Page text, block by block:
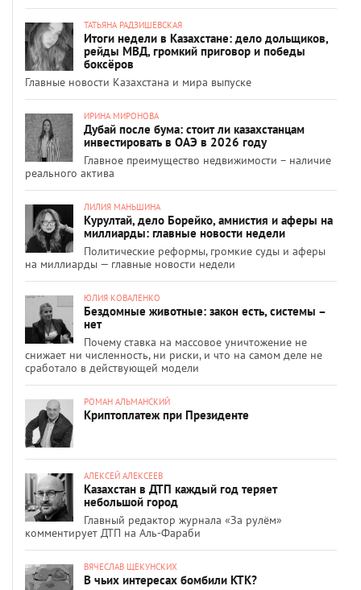
ТАТЬЯНА РАДЗИШЕВСКАЯ
Итоги недели в Казахстане: дело дольщиков,
рейды МВД, громкий приговор и победы
боксёров
Главные новости Казахстана и мира выпуске
ИРИНА МИРОНОВА
Дубай после бума: стоит ли казахстанцам
инвестировать в ОАЭ в 2026 году
Главное преимущество недвижимости – наличие
реального актива
ЛИЛИЯ МАНЬШИНА
Курултай, дело Борейко, амнистия и аферы на
миллиарды: главные новости недели
Политические реформы, громкие суды и аферы
на миллиарды — главные новости недели
ЮЛИЯ КОВАЛЕНКО
Бездомные животные: закон есть, системы –
нет
Почему ставка на массовое уничтожение не
снижает ни численность, ни риски, и что на самом деле не
сработало в действующей модели
РОМАН АЛЬМАНСКИЙ
Криптоплатеж при Президенте
АЛЕКСЕЙ АЛЕКСЕЕВ
Казахстан в ДТП каждый год теряет
небольшой город
Главный редактор журнала «За рулём»
комментирует ДТП на Аль-Фараби
ВЯЧЕСЛАВ ЩЕКУНСКИХ
В чьих интересах бомбили КТК?